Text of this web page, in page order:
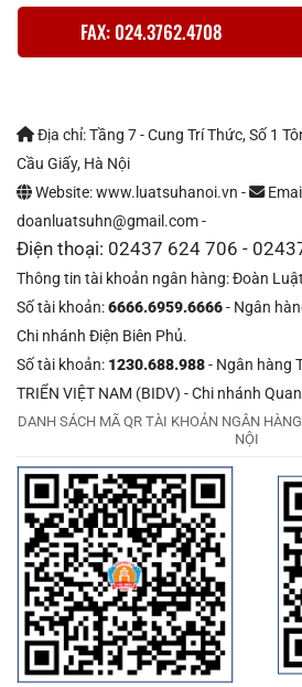
FAX: 024.3762.4708
Địa chỉ: Tầng 7 - Cung Trí Thức, Số 1
Cầu Giấy, Hà Nội
Website: www.luatsuhanoi.vn -
doanluatsuhn@gmail.com -
Điện thoại: 02437 624 706 -
Thông tin tài khoản ngân hàng: Đoàn
Số tài khoản:6666.6959.6666- Ngân
Chi nhánh Điện Biên Phủ.
Số tài khoản: 1230.688.988- Ngân hàng
TRIỂN VIỆT NAM (BIDV) - Chi nhánh
DANH SÁCH MÃ QR TÀI KHOẢN NGÂN
NỘI